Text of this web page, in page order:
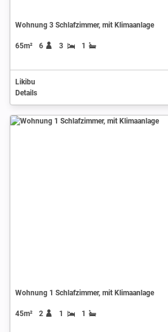
Wohnung 3 Schlafzimmer, mit Klimaanlage
65m² 6 3 1
Likibu
Details
Wohnung 1 Schlafzimmer, mit Klimaanlage
45m² 2 1 1